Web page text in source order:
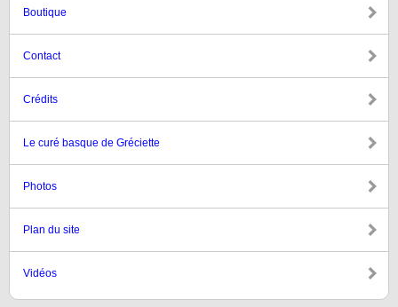
Boutique
Contact
Crédits
Le curé basque de Gréciette
Photos
Plan du site
Vidéos